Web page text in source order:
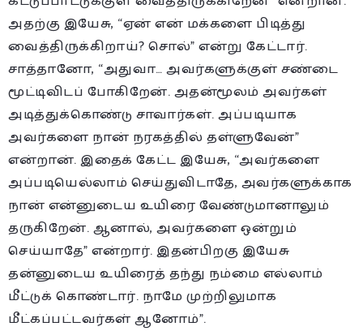
அதற்கு இயேசு, “ஏன் என் மக்களை பிடித்து
வைத்திருக்கிறாய்? சொல்” என்று கேட்டார்.
சாத்தானோ, “அதுவா… அவர்களுக்குள் சண்டை
மூட்டிவிடப் போகிறேன். அதன்மூலம் அவர்கள்
அடித்துக்கொண்டு சாவார்கள். அப்படியாக
அவர்களை நான் நரகத்தில் தள்ளுவேன்”
என்றான். இதைக் கேட்ட இயேசு, “அவர்களை
அப்படியெல்லாம் செய்துவிடாதே, அவர்களுக்காக
நான் என்னுடைய உயிரை வேண்டுமானாலும்
தருகிறேன். ஆனால், அவர்களை ஒன்றும்
செய்யாதே” என்றார். இதன்பிறகு இயேசு
தன்னுடைய உயிரைத் தந்து நம்மை எல்லாம்
மீட்டுக் கொண்டார். நாமே முற்றிலுமாக
மீட்கப்பட்டவர்கள் ஆனோம்”.